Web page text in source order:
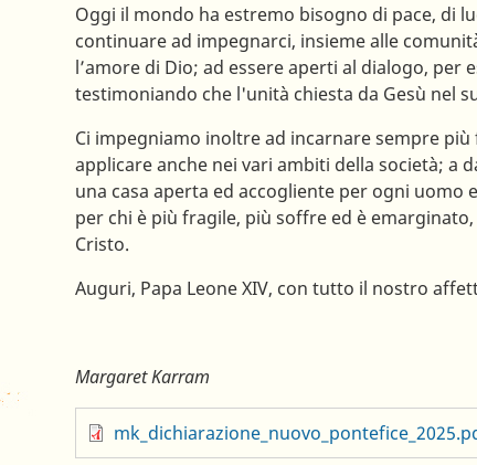
Oggi il mondo ha estremo bisogno di pace, di
continuare ad impegnarci, insieme alle
l’amore di Dio; ad essere aperti al dialogo, per
testimoniando che l'unità chiesta da Gesù nel
Ci impegniamo inoltre ad incarnare sempre
applicare anche nei vari ambiti della società; a
una casa aperta ed accogliente per ogni
per chi è più fragile, più soffre ed è
Cristo.
Auguri, Papa Leone XIV, con tutto il nostro
Margaret Karram